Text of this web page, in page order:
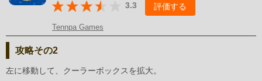
3.3 評価する
Tennpa Games
攻略その2
左に移動して、クーラーボックスを拡大。